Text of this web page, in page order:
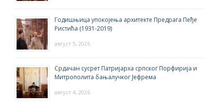
Годишњица упокојења архитекте Предрага Пеђе
Ристића (1931-2019)
август 5, 2026
Срдачан сусрет Патријарха српског Порфирија и
Митрополита бањалучког Јефрема
август 4, 2026